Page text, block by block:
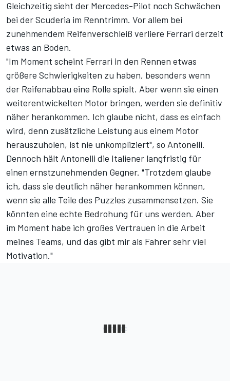
Gleichzeitig sieht der Mercedes-Pilot noch Schwächen
bei der Scuderia im Renntrimm. Vor allem bei
zunehmendem Reifenverschleiß verliere Ferrari derzeit
etwas an Boden.
"Im Moment scheint Ferrari in den Rennen etwas
größere Schwierigkeiten zu haben, besonders wenn
der Reifenabbau eine Rolle spielt. Aber wenn sie einen
weiterentwickelten Motor bringen, werden sie definitiv
näher herankommen. Ich glaube nicht, dass es einfach
wird, denn zusätzliche Leistung aus einem Motor
herauszuholen, ist nie unkompliziert", so Antonelli.
Dennoch hält Antonelli die Italiener langfristig für
einen ernstzunehmenden Gegner. "Trotzdem glaube
ich, dass sie deutlich näher herankommen können,
wenn sie alle Teile des Puzzles zusammensetzen. Sie
könnten eine echte Bedrohung für uns werden. Aber
im Moment habe ich großes Vertrauen in die Arbeit
meines Teams, und das gibt mir als Fahrer sehr viel
Motivation."